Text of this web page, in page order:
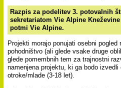
Razpis za podelitev 3. potovalnih
sekretariatom Vie Alpine
potmi Vie Alpine.
Projekti morajo ponujati osebni
pohodništvo (ali glede vsake druge
glede pomembnih tem za trajnostni
namenjena projektu, ki ga bodo
otroke/mlade (3-18 let).